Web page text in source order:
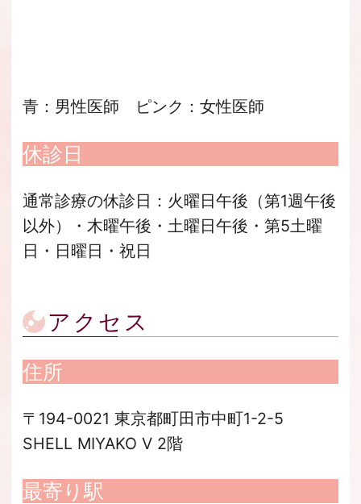
青：男性医師 ピンク：女性医師
休診日
通常診療の休診日：火曜日午後（第1週午後
以外）・木曜午後・土曜日午後・第5土曜
日・日曜日・祝日
アクセス
住所
〒194-0021 東京都町田市中町1-2-5
SHELL MIYAKO V 2階
最寄り駅